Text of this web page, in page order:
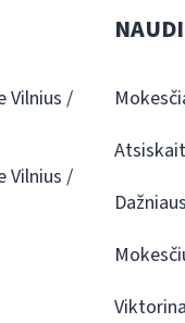
Vilnius /
Vilnius /